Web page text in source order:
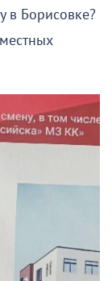
в Борисовке?